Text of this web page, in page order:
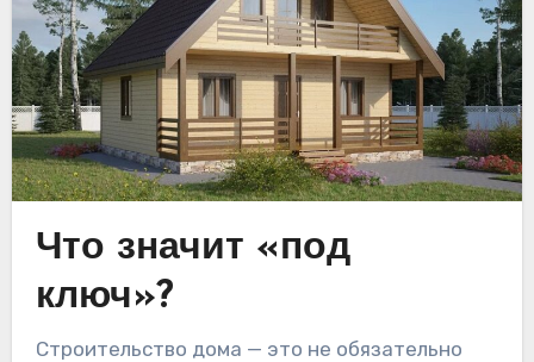
Что значит «под
ключ»?
Строительство дома — это не обязательно